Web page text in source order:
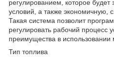
регулированием, которое будет
условий, а также экономичную,
Такая система позволит
регулировать рабочий процесс
преимущества в использовании
Тип топлива